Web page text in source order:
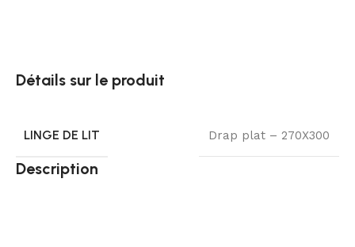
Détails sur le produit
LINGE DE LIT Drap plat – 270X300
Description